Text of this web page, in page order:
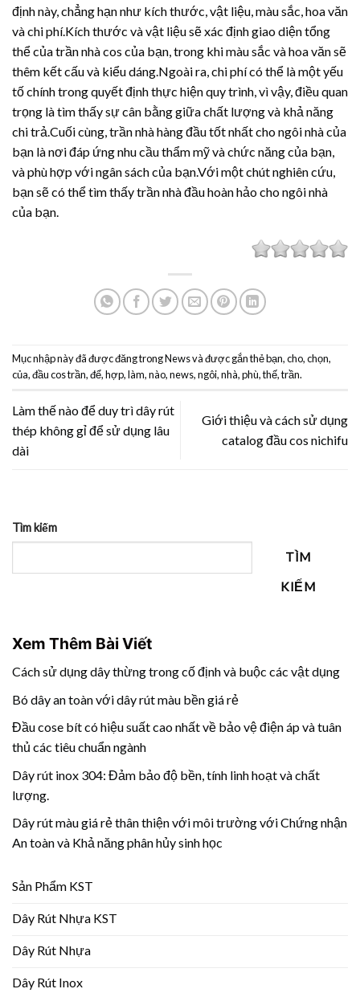
định này, chẳng hạn như kích thước, vật liệu, màu sắc, hoa văn
và chi phí.Kích thước và vật liệu sẽ xác định giao diện tổng
thể của trần nhà cos của bạn, trong khi màu sắc và hoa văn sẽ
thêm kết cấu và kiểu dáng.Ngoài ra, chi phí có thể là một yếu
tố chính trong quyết định thực hiện quy trình, vì vậy, điều quan
trọng là tìm thấy sự cân bằng giữa chất lượng và khả năng
chi trả.Cuối cùng, trần nhà hàng đầu tốt nhất cho ngôi nhà của
bạn là nơi đáp ứng nhu cầu thẩm mỹ và chức năng của bạn,
và phù hợp với ngân sách của bạn.Với một chút nghiên cứu,
bạn sẽ có thể tìm thấy trần nhà đầu hoàn hảo cho ngôi nhà
của bạn.
Mục nhập này đã được đăng trongNewsvà được gắn thẻbạn,cho,chọn,
của,đầu cos trần,để,hợp,làm,nào,news,ngôi,nhà,phù,thế,trần.
Làm thế nào để duy trì dây rút
thép không gỉ để sử dụng lâu
dài
Giới thiệu và cách sử dụng
catalog đầu cos nichifu
Tìm kiếm
TÌM
KIẾM
Xem Thêm Bài Viết
Cách sử dụng dây thừng trong cố định và buộc các vật dụng
Bó dây an toàn với dây rút màu bền giá rẻ
Đầu cose bít có hiệu suất cao nhất về bảo vệ điện áp và tuân
thủ các tiêu chuẩn ngành
Dây rút inox 304: Đảm bảo độ bền, tính linh hoạt và chất
lượng.
Dây rút màu giá rẻ thân thiện với môi trường với Chứng nhận
An toàn và Khả năng phân hủy sinh học
Sản Phẩm KST
Dây Rút Nhựa KST
Dây Rút Nhựa
Dây Rút Inox